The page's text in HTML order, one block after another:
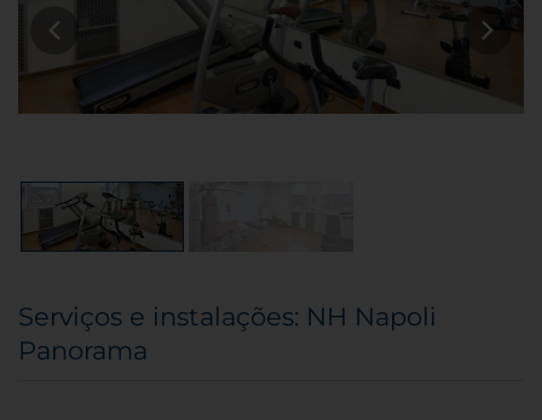
Serviços e instalações: NH Napoli
Panorama